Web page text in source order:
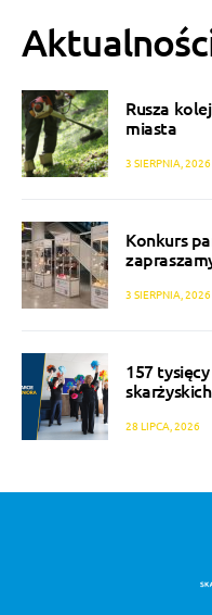
Rusza
miasta
3 SIERPNIA, 2026
Konkurs
3 SIERPNIA, 2026
157
28 LIPCA, 2026